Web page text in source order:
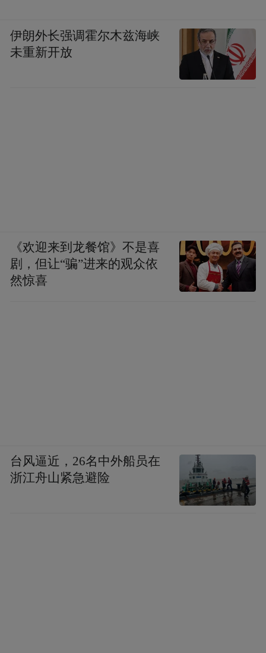
伊朗外长强调霍尔木兹海峡
未重新开放
《欢迎来到龙餐馆》不是喜
剧，但让“骗”进来的观众依
然惊喜
台风逼近，26名中外船员在
浙江舟山紧急避险